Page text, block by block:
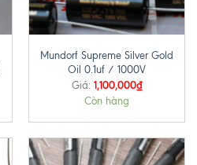
Mundorf Supreme Silver Gold
Oil 0.1uf / 1000V
Giá: 1,100,000₫
Còn hàng